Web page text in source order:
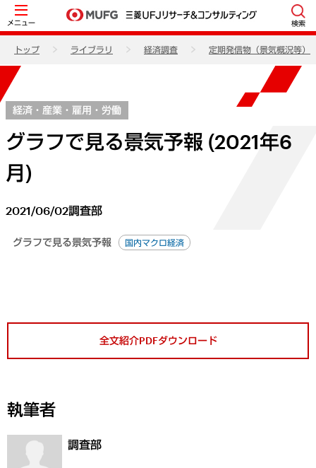
メニュー 検索
トップ ライブラリ 経済調査 定期発信物（景気概況等）
経済・産業・雇用・労働
グラフで見る景気予報 (2021年6
月)
2021/06/02調査部
グラフで見る景気予報 国内マクロ経済
全文紹介PDFダウンロード
執筆者
調査部